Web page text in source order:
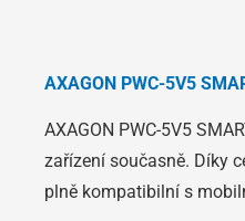
AXAGON PWC-5V5
AXAGON PWC-5V5
zařízení současně. Díky
plně kompatibilní s